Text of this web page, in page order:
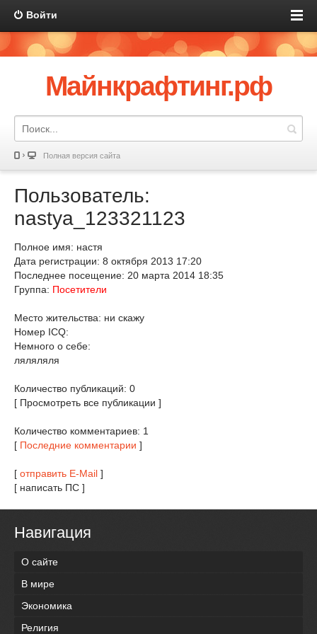
Войти
Майнкрафтинг.рф
Полная версия сайта
Пользователь:
nastya_123321123
Полное имя: настя
Дата регистрации: 8 октября 2013 17:20
Последнее посещение: 20 марта 2014 18:35
Группа: Посетители
Место жительства: ни скажу
Номер ICQ:
Немного о себе:
ляляляля
Количество публикаций: 0
[ Просмотреть все публикации ]
Количество комментариев: 1
[ Последние комментарии ]
[ отправить E-Mail ]
[ написать ПС ]
Навигация
О сайте
В мире
Экономика
Религия